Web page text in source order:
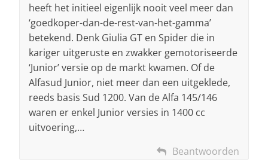
heeft het initieel eigenlijk nooit veel meer dan
‘goedkoper-dan-de-rest-van-het-gamma’
betekend. Denk Giulia GT en Spider die in
kariger uitgeruste en zwakker gemotoriseerde
‘Junior’ versie op de markt kwamen. Of de
Alfasud Junior, niet meer dan een uitgeklede,
reeds basis Sud 1200. Van de Alfa 145/146
waren er enkel Junior versies in 1400 cc
uitvoering,…
Beantwoorden